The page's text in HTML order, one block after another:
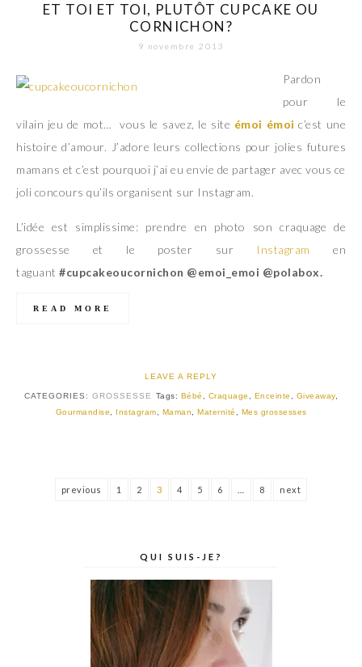
ET TOI ET TOI, PLUTÔT CUPCAKE OU
CORNICHON?
9 novembre 2013
Pardon
pour le
vilain jeu de mot… vous le savez, le site émoi émoi c’est une
histoire d’amour. J’adore leurs collections pour jolies futures
mamans et c’est pourquoi j’ai eu envie de partager avec vous ce
joli concours qu’ils organisent sur Instagram.
L’idée est simplissime: prendre en photo son craquage de
grossesse et le poster sur
Instagram
en
taguant #cupcakeoucornichon @emoi_emoi @polabox.
READ MORE
LEAVE A REPLY
CATEGORIES: GROSSESSE Tags: Bébé Craquage Enceinte Giveaway,
Gourmandise
Instagram Maman Maternité Mes grossesses
previous 1 2 3 4 5 6 8 next
QUI SUIS-JE?